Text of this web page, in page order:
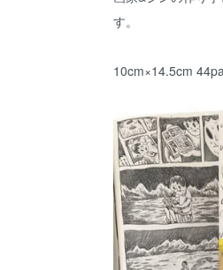
す。
10cm×14.5cm